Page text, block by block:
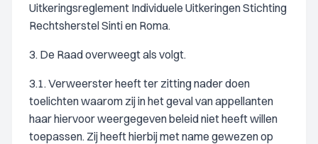
Uitkeringsreglement Individuele Uitkeringen Stichting
Rechtsherstel Sinti en Roma.
3. De Raad overweegt als volgt.
3.1. Verweerster heeft ter zitting nader doen
toelichten waarom zij in het geval van appellanten
haar hiervoor weergegeven beleid niet heeft willen
toepassen. Zij heeft hierbij met name gewezen op